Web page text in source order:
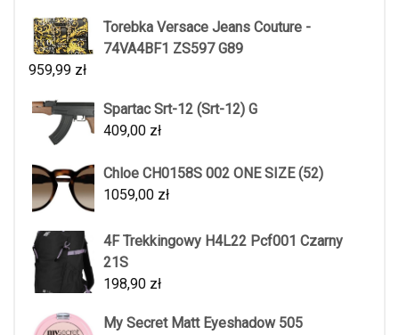
Torebka Versace Jeans Couture -
74VA4BF1 ZS597 G89
959,99 zł
Spartac Srt-12 (Srt-12) G
409,00 zł
Chloe CH0158S 002 ONE SIZE (52)
1059,00 zł
4F Trekkingowy H4L22 Pcf001 Czarny
21S
198,90 zł
My Secret Matt Eyeshadow 505